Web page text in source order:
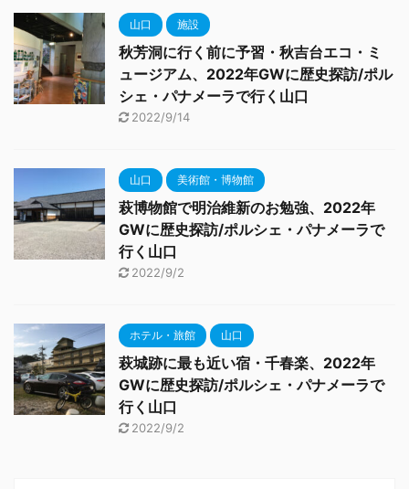
山口 施設
秋芳洞に行く前に予習・秋吉台エコ・ミ
ュージアム、2022年GWに歴史探訪/ポル
シェ・パナメーラで行く山口
2022/9/14
山口 美術館・博物館
萩博物館で明治維新のお勉強、2022年
GWに歴史探訪/ポルシェ・パナメーラで
行く山口
2022/9/2
ホテル・旅館 山口
萩城跡に最も近い宿・千春楽、2022年
GWに歴史探訪/ポルシェ・パナメーラで
行く山口
2022/9/2